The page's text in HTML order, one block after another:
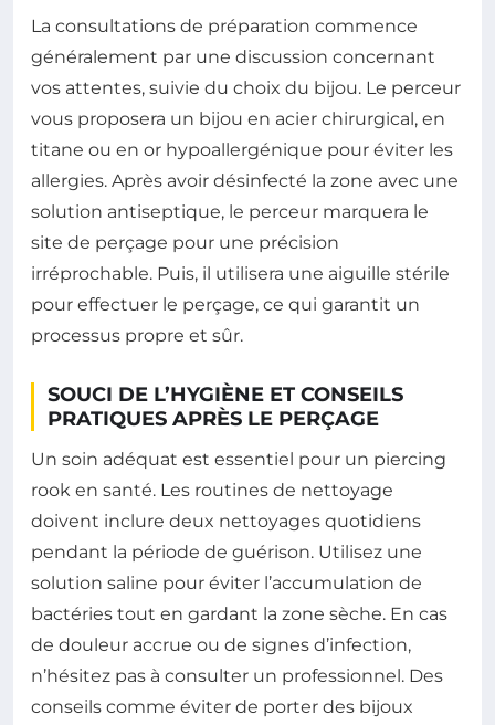
La consultations de préparation commence
généralement par une discussion concernant
vos attentes, suivie du choix du bijou. Le perceur
vous proposera un bijou en acier chirurgical, en
titane ou en or hypoallergénique pour éviter les
allergies. Après avoir désinfecté la zone avec une
solution antiseptique, le perceur marquera le
site de perçage pour une précision
irréprochable. Puis, il utilisera une aiguille stérile
pour effectuer le perçage, ce qui garantit un
processus propre et sûr.
SOUCI DE L’HYGIÈNE ET CONSEILS
PRATIQUES APRÈS LE PERÇAGE
Un soin adéquat est essentiel pour un piercing
rook en santé. Les routines de nettoyage
doivent inclure deux nettoyages quotidiens
pendant la période de guérison. Utilisez une
solution saline pour éviter l’accumulation de
bactéries tout en gardant la zone sèche. En cas
de douleur accrue ou de signes d’infection,
n’hésitez pas à consulter un professionnel. Des
conseils comme éviter de porter des bijoux